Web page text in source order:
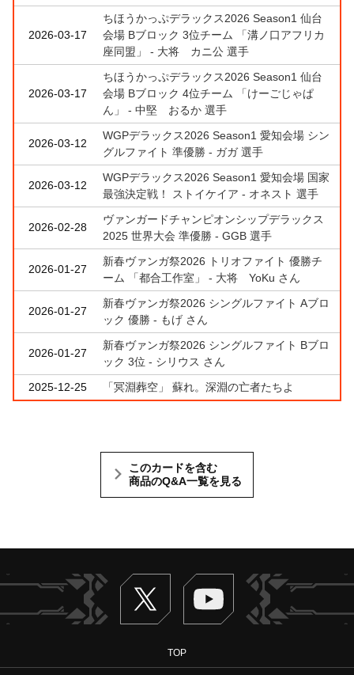
2026-03-17
ちほうかっぷデラックス2026 Season1 仙台
会場 Bブロック 3位チーム 「溝ノ口アフリカ
座同盟」 - 大将 カニ公 選手
2026-03-17
ちほうかっぷデラックス2026 Season1 仙台
会場 Bブロック 4位チーム 「けーごじゃぱ
ん」 - 中堅 おるか 選手
2026-03-12
WGPデラックス2026 Season1 愛知会場 シン
グルファイト 準優勝 - ガガ 選手
2026-03-12
WGPデラックス2026 Season1 愛知会場 国家
最強決定戦！ ストイケイア - オネスト 選手
2026-02-28
ヴァンガードチャンピオンシップデラックス
2025 世界大会 準優勝 - GGB 選手
2026-01-27
新春ヴァンガ祭2026 トリオファイト 優勝チ
ーム 「都合工作室」 - 大将 YoKu さん
2026-01-27
新春ヴァンガ祭2026 シングルファイト Aブロ
ック 優勝 - もげ さん
2026-01-27
新春ヴァンガ祭2026 シングルファイト Bブロ
ック 3位 - シリウス さん
2025-12-25
「冥淵葬空」 蘇れ。深淵の亡者たちよ
このカードを含む
商品のQ&A一覧を見る
Twitter ヴァンガードch
TOP